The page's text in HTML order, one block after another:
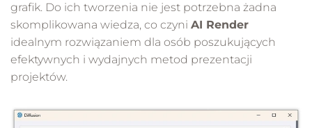
grafik. Do ich tworzenia nie jest potrzebna żadna
skomplikowana wiedza, co czyni AI Render
idealnym rozwiązaniem dla osób poszukujących
efektywnych i wydajnych metod prezentacji
projektów.